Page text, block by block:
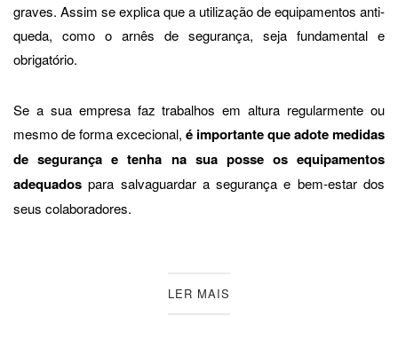
graves. Assim se explica que a utilização de equipamentos anti-
queda, como o arnês de segurança, seja fundamental e
obrigatório.
Se a sua empresa faz trabalhos em altura regularmente ou
mesmo de forma excecional, é importante que adote medidas
de segurança e tenha na sua posse os equipamentos
adequados para salvaguardar a segurança e bem-estar dos
seus colaboradores.
LER MAIS